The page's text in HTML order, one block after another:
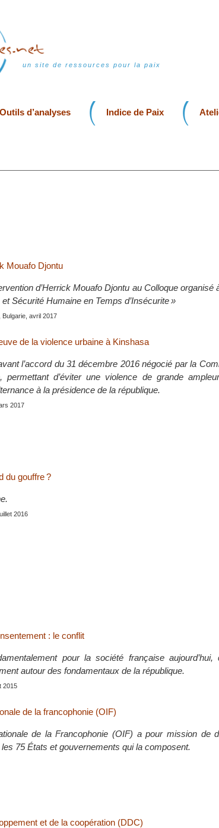
un site de ressources pour la paix
Outils d’analyses Indice de Paix
Mouafo Djontu
d’Herrick Mouafo Djontu au Colloque organisé
Sécurité Humaine en Temps d’Insécurite »
, Bulgarie, avril 2017
de la violence urbaine à Kinshasa
l’accord du 31 décembre 2016 négocié par la
permettant d’éviter une violence de grande
à la présidence de la république.
2017
du gouffre ?
2016
: le conflit
pour la société française aujourd’hui,
autour des fondamentaux de la république.
2015
de la francophonie (OIF)
de la Francophonie (OIF) a pour mission de
75 États et gouvernements qui la composent.
et de la coopération (DDC)